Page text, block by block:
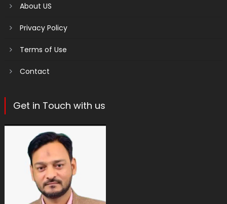
About US
Privacy Policy
Terms of Use
Contact
Get in Touch with us